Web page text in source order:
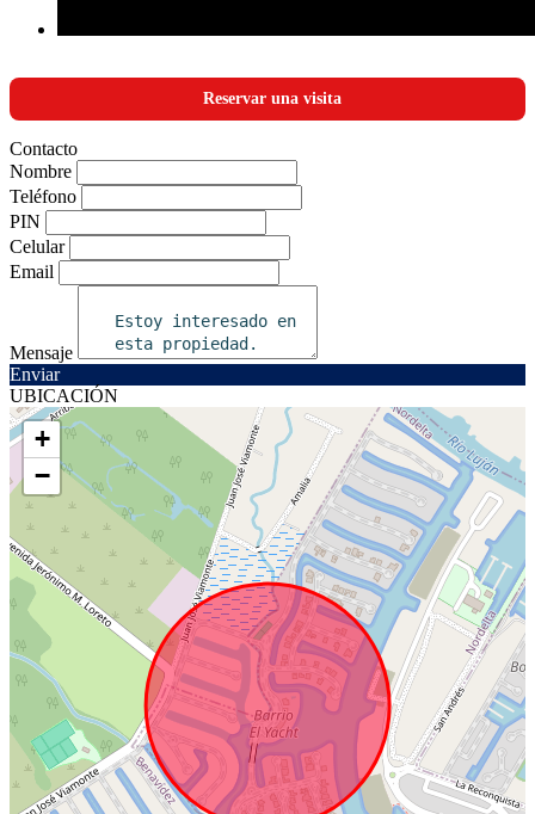
Reservar una visita
Contacto
Nombre
Teléfono
PIN
Celular
Email
Mensaje
Enviar
UBICACIÓN
+
−